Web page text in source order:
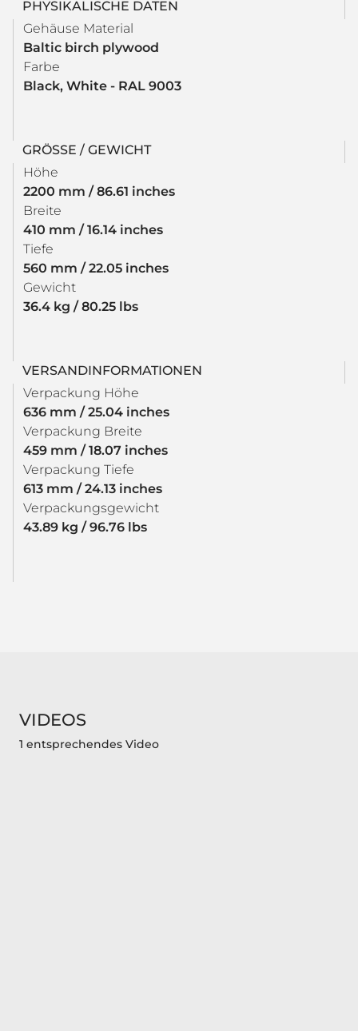
PHYSIKALISCHE DATEN
Gehäuse Material
Baltic birch plywood
Farbe
Black, White - RAL 9003
GRÖSSE / GEWICHT
Höhe
2200 mm / 86.61 inches
Breite
410 mm / 16.14 inches
Tiefe
560 mm / 22.05 inches
Gewicht
36.4 kg / 80.25 lbs
VERSANDINFORMATIONEN
Verpackung Höhe
636 mm / 25.04 inches
Verpackung Breite
459 mm / 18.07 inches
Verpackung Tiefe
613 mm / 24.13 inches
Verpackungsgewicht
43.89 kg / 96.76 lbs
VIDEOS
1 entsprechendes Video